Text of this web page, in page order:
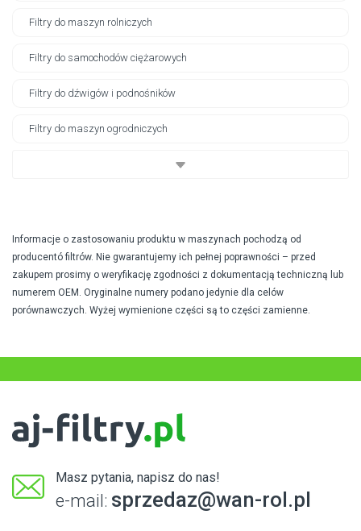
Filtry do maszyn rolniczych
Filtry do samochodów ciężarowych
Filtry do dźwigów i podnośników
Filtry do maszyn ogrodniczych
Informacje o zastosowaniu produktu w maszynach pochodzą od
producentó filtrów. Nie gwarantujemy ich pełnej poprawności – przed
zakupem prosimy o weryfikację zgodności z dokumentacją techniczną lub
numerem OEM. Oryginalne numery podano jedynie dla celów
porównawczych. Wyżej wymienione części są to części zamienne.
Masz pytania, napisz do nas!
e-mail: sprzedaz@wan-rol.pl